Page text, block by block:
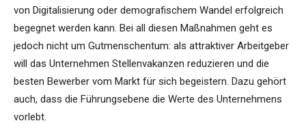
von Digitalisierung oder demografischem Wandel erfolgreich
begegnet werden kann. Bei all diesen Maßnahmen geht es
jedoch nicht um Gutmenschentum: als attraktiver Arbeitgeber
will das Unternehmen Stellenvakanzen reduzieren und die
besten Bewerber vom Markt für sich begeistern. Dazu gehört
auch, dass die Führungsebene die Werte des Unternehmens
vorlebt.